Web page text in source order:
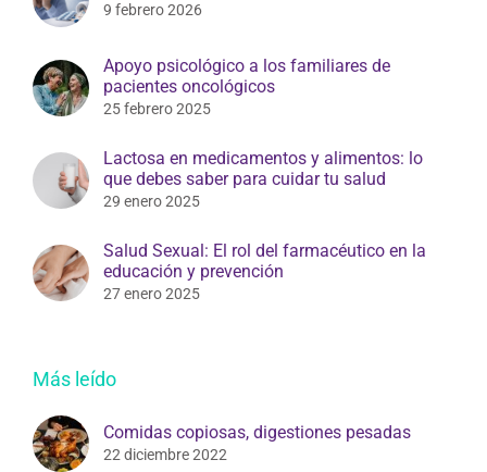
9 febrero 2026
Apoyo psicológico a los familiares de
pacientes oncológicos
25 febrero 2025
Lactosa en medicamentos y alimentos: lo
que debes saber para cuidar tu salud
29 enero 2025
Salud Sexual: El rol del farmacéutico en la
educación y prevención
27 enero 2025
Más leído
Comidas copiosas, digestiones pesadas
22 diciembre 2022